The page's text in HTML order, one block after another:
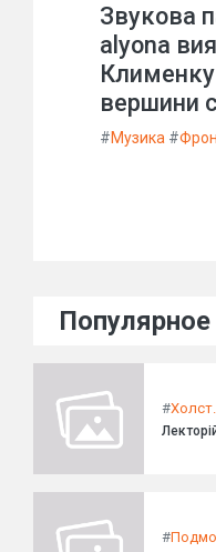
Звукова
alyona
вершини
#Музика #
Популярное
#
#